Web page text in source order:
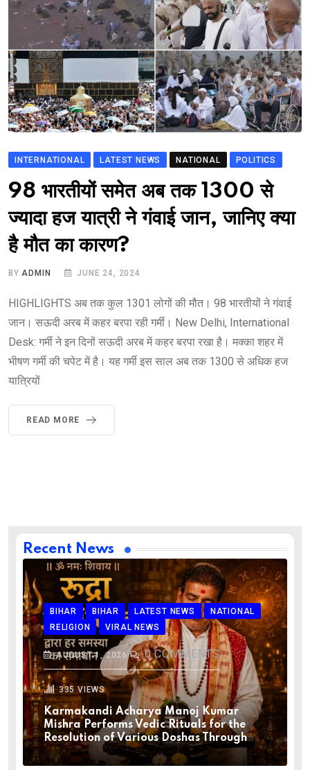
INTERNATIONAL LATEST NEWS NATIONAL POLITICS
98 भारतीयों समेत अब तक 1300 से
ज्यादा हज यात्री ने गंवाई जान, जानिए क्या
है मौत का कारण?
BYADMIN JUNE 24, 2024
HIGHLIGHTS अब तक कुल 1301 लोगों की मौत। 98 भारतीयों ने गंवाई
जान। सऊदी अरब में कहर बरपा रही गर्मी। New Delhi, International
Desk: गर्मी ने इन दिनों सऊदी अरब में कहर बरपा रखा है। मक्का शहर में
भीषण गर्मी की चपेट में है। यह गर्मी इस साल अब तक 1300 से अधिक हज
यात्रियों
READ MORE
Recent News
BIHAR BIHAR LATEST NEWS
NATIONAL
RELIGION
VIRAL NEWS
AUGUST 1, 2026 0COMMENTS
335 VIEWS
Karmakandi Acharya Manoj Kumar
Mishra Performs Vedic Rituals for the
Resolution of Various Doshas Through